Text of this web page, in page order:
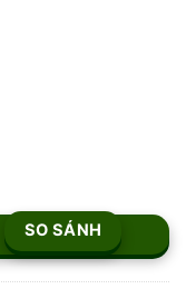
SO SÁNH